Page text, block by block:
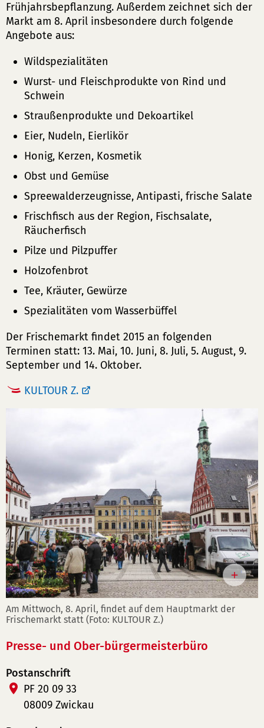
Frühjahrsbepflanzung. Außerdem zeichnet sich der
Markt am 8. April insbesondere durch folgende
Angebote aus:
Wildspezialitäten
Wurst- und Fleischprodukte von Rind und
Schwein
Straußenprodukte und Dekoartikel
Eier, Nudeln, Eierlikör
Honig, Kerzen, Kosmetik
Obst und Gemüse
Spreewalderzeugnisse, Antipasti, frische Salate
Frischfisch aus der Region, Fischsalate,
Räucherfisch
Pilze und Pilzpuffer
Holzofenbrot
Tee, Kräuter, Gewürze
Spezialitäten vom Wasserbüffel
Der Frischemarkt findet 2015 an folgenden
Terminen statt: 13. Mai, 10. Juni, 8. Juli, 5. August, 9.
September und 14. Oktober.
KULTOUR Z.
Am Mittwoch, 8. April, findet auf dem Hauptmarkt der
Frischemarkt statt (Foto: KULTOUR Z.)
Presse- und Ober-bürgermeisterbüro
Postanschrift
PF 20 09 33
08009 Zwickau